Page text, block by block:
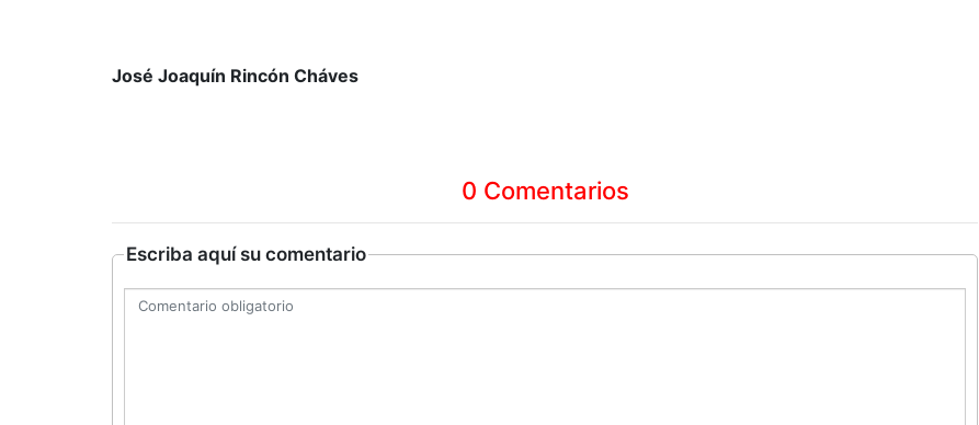
José Joaquín Rincón Cháves
0 Comentarios
Escriba aquí su comentario